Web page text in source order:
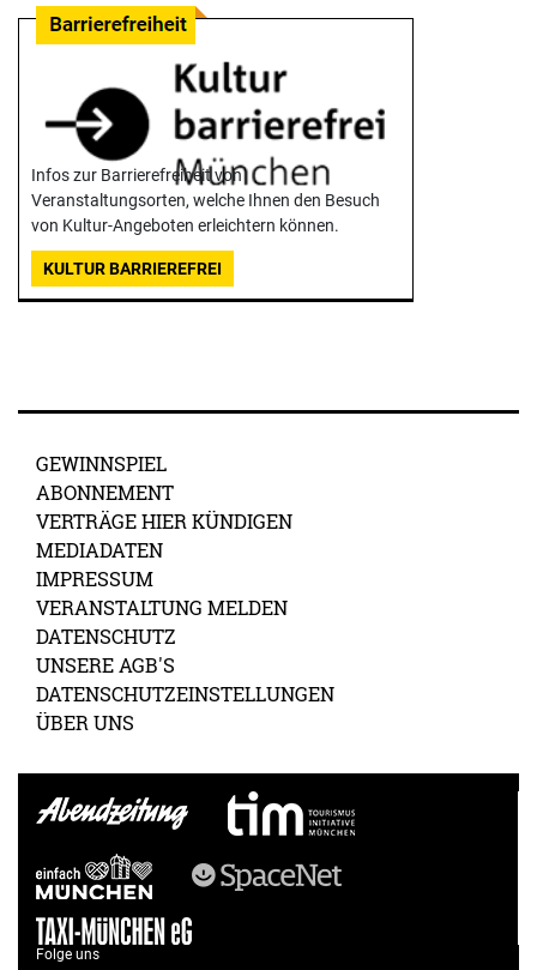
Infos zur Barrierefreiheit von
Veranstaltungsorten, welche Ihnen den Besuch
von Kultur-Angeboten erleichtern können.
KULTUR BARRIEREFREI
GEWINNSPIEL
ABONNEMENT
VERTRÄGE HIER KÜNDIGEN
MEDIADATEN
IMPRESSUM
VERANSTALTUNG MELDEN
DATENSCHUTZ
UNSERE AGB'S
DATENSCHUTZEINSTELLUNGEN
ÜBER UNS
Folge uns